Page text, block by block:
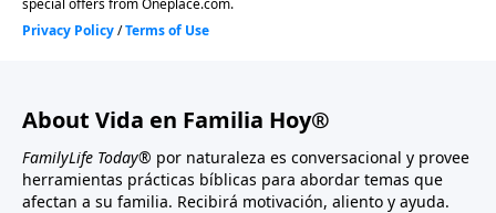
About Vida en Familia Hoy®
FamilyLife Today® por naturaleza es conversacional y provee
herramientas prácticas bíblicas para abordar temas que
afectan a su familia. Recibirá motivación, aliento y ayuda.